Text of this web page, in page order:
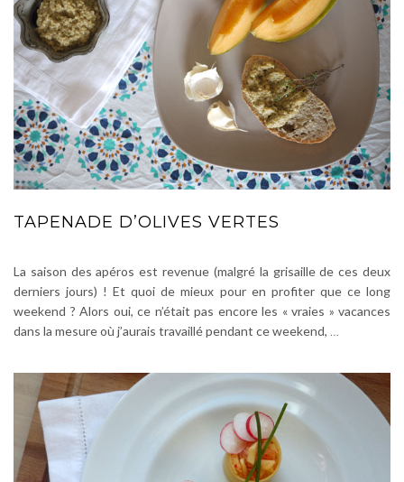
TAPENADE D’OLIVES VERTES
La saison des apéros est revenue (malgré la grisaille de ces deux
derniers jours) ! Et quoi de mieux pour en profiter que ce long
weekend ? Alors oui, ce n’était pas encore les « vraies » vacances
dans la mesure où j’aurais travaillé pendant ce weekend, …